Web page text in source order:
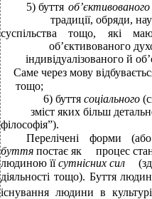
5) буття
традиції, обряди,
суспільства
тощо, які
об’єктивованого
індивідуалізованого й
Саме через мову
тощо;
6) буття соціального
зміст яких більш
філософія”).
форми
Перелічені
буття постає як процес
людиною їїсутнісних сил
діяльності тощо). Буття
існування людини в